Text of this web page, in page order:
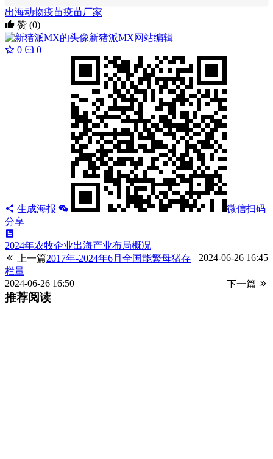
出海动物疫苗疫苗厂家
赞 (0)
新猪派MX网站编辑
0
0
生成海报
微信扫码
分享
2024年农牧企业出海产业布局概况
上一篇
2024-06-26 16:45
2017年-2024年6月全国能繁母猪存
栏量
下一篇
2024-06-26 16:50
推荐阅读